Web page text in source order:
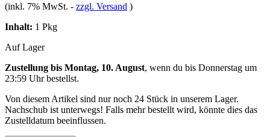
(inkl. 7% MwSt. - zzgl. Versand )
Inhalt: 1 Pkg
Auf Lager
Zustellung bis Montag, 10. August, wenn du bis Donnerstag um
23:59 Uhrbestellst.
Von diesem Artikel sind nur noch 24 Stück in unserem Lager.
Nachschub ist unterwegs! Falls mehr bestellt wird, könnte dies das
Zustelldatum beeinflussen.